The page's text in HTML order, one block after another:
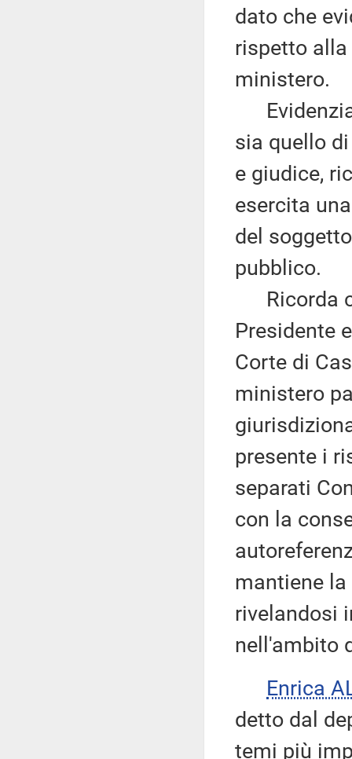
dato che
rispetto
ministero.
Evidenzia
sia quello
e giudice,
esercita
del
pubblico.
Ricorda
Presidente
Corte di
ministero
presente i
separati
con la
mantiene
rivelandosi
nell'ambito
Enrica
detto dal
temi più